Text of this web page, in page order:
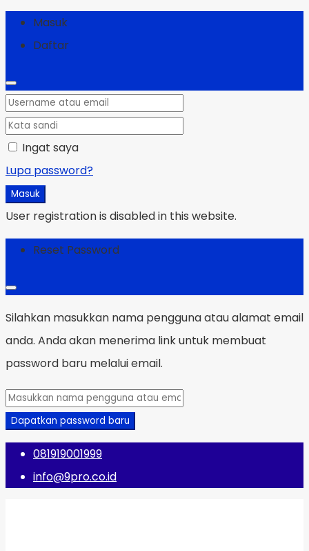
Masuk
Daftar
Ingat saya
Lupa password?
Masuk
User registration is disabled in this website.
Reset Password
Silahkan masukkan nama pengguna atau alamat email
anda. Anda akan menerima link untuk membuat
password baru melalui email.
Dapatkan password baru
081919001999
info@9pro.co.id